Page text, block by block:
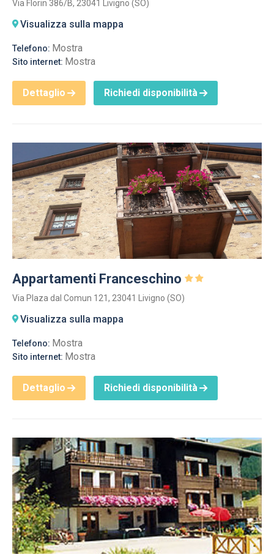
Via Florin 386/B, 23041 Livigno (SO)
Visualizza sulla mappa
Telefono: Mostra
Sito internet: Mostra
Dettaglio Richiedi disponibilità
Appartamenti Franceschino
Via Plaza dal Comun 121, 23041 Livigno (SO)
Visualizza sulla mappa
Telefono: Mostra
Sito internet: Mostra
Dettaglio Richiedi disponibilità